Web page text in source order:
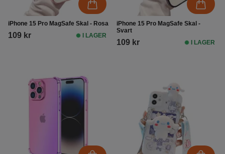
iPhone 15 Pro MagSafe Skal - Rosa
109 kr I LAGER
iPhone 15 Pro MagSafe Skal -
Svart
109 kr I LAGER